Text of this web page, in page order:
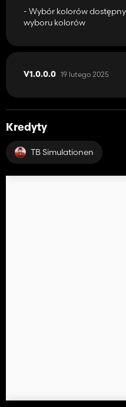
- Wybór kolorów
wyboru kolorów
V1.0.0.0 19 lutego 2025
Kredyty
TB Simulationen